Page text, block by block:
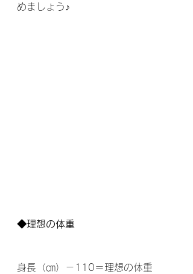
めましょう♪
◆理想の体重
身長（㎝）－110＝理想の体重